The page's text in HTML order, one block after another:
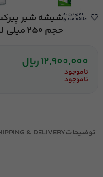
افزودن به
علاقه مندی
حجم 250 میلی لیتر
12,900,000ریال
ناموجود
ناموجود
توضیحات& DELIVERY